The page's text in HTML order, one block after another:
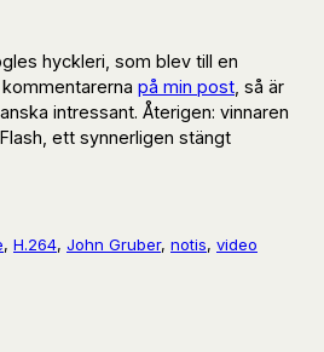
hyckleri, som blev till en
på min post , så är
intressant. Återigen: vinnaren
ett synnerligen stängt
, H.264, John Gruber, notis, video